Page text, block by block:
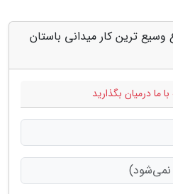
ترین کار میدانی باستان
ما درمیان بگذارید